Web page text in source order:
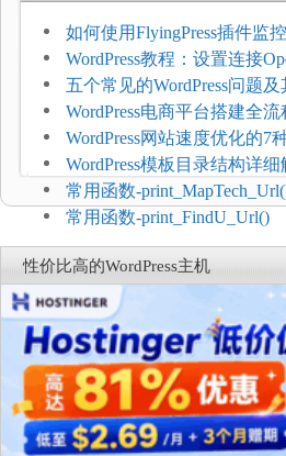
如何使用FlyingPress插件监
网页指标（CWV）
WordPress教程：设置连接
化
五个常见的WordPress问题
WordPress电商平台搭建全
键部署
WordPress网站速度优化的7
WordPress模板目录结构详细
常用函数-
常用函数-print_FindU_Url()
性价比高的WordPress主机